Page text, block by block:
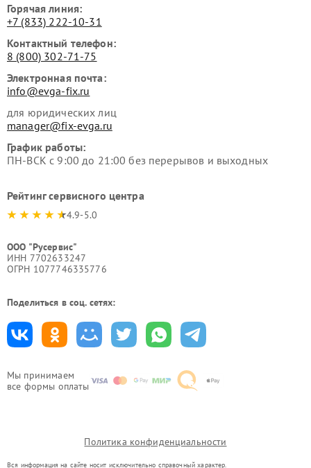
Мы принимаем
все формы оплаты
Горячая линия:
+7 (833) 222-10-31
Контактный телефон:
8 (800) 302-71-75
Электронная почта:
info@evga-fix.ru
для юридических лиц
manager@fix-evga.ru
График работы:
ПН-ВСК с 9:00 до 21:00 без перерывов и выходных
Рейтинг сервисного центра
4.9-5.0
ООО "Русервис"
ИНН 7702633247
ОГРН 1077746335776
Поделиться в соц. сетях:
Политика конфиденциальности
Вся информация на сайте носит исключительно справочный характер.